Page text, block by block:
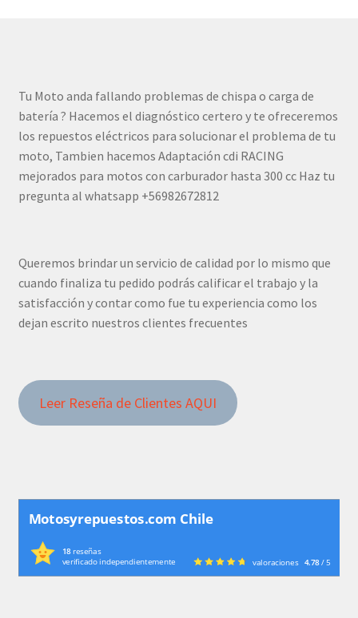
Tu Moto anda fallando problemas de chispa o carga de
batería ? Hacemos el diagnóstico certero y te ofreceremos
los repuestos eléctricos para solucionar el problema de tu
moto, Tambien hacemos Adaptación cdi RACING
mejorados para motos con carburador hasta 300 cc Haz tu
pregunta al whatsapp +56982672812
Queremos brindar un servicio de calidad por lo mismo que
cuando finaliza tu pedido podrás calificar el trabajo y la
satisfacción y contar como fue tu experiencia como los
dejan escrito nuestros clientes frecuentes
Leer Reseña de Clientes AQUI
Motosyrepuestos.com Chile
18reseñas
verificado independientemente
valoraciones 4.78/ 5